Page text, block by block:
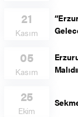
21
Kasım
05
Kasım
25
Ekim